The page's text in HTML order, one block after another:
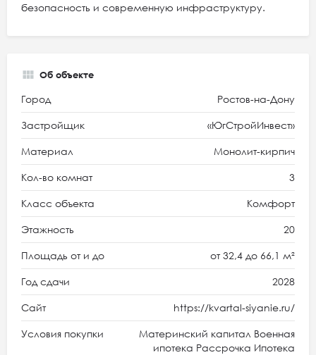
безопасность и современную инфраструктуру.
Об объекте
Город Ростов-на-Дону
Застройщик «ЮгСтройИнвест»
Материал Монолит-кирпич
Кол-во комнат 3
Класс объекта Комфорт
Этажность 20
Площадь от и до от 32,4 до 66,1 м²
Год сдачи 2028
Сайт https://kvartal-siyanie.ru/
Условия покупки
Материнский капитал Военная
ипотека Рассрочка Ипотека